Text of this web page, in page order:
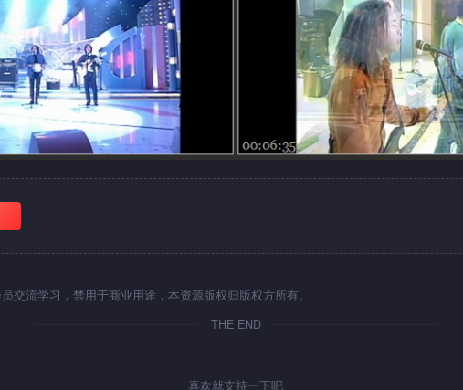
交流学习，禁用于商业用途，本资源版权归版权方所有。
THE END
喜欢就支持一下吧